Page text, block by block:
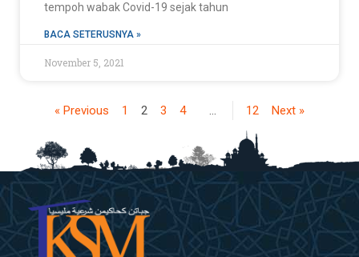
tempoh wabak Covid-19 sejak tahun
BACA SETERUSNYA »
November 5, 2021
« Previous 1 2 3 4 … 12 Next »